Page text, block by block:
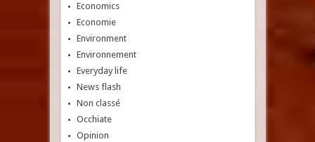
Economics
Economie
Environment
Environnement
Everyday life
News flash
Non classé
Occhiate
Opinion